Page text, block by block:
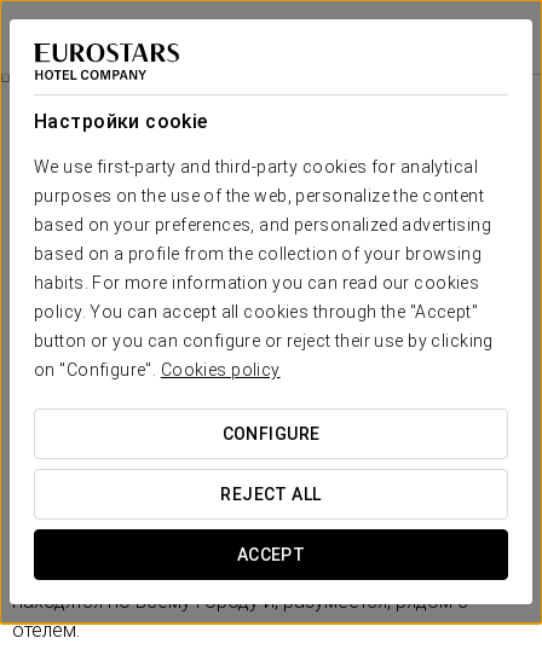
Настройки cookie
We use first-party and third-party cookies for analytical
purposes on the use of the web, personalize the content
based on your preferences, and personalized advertising
based on a profile from the collection of your browsing
habits. For more information you can read our cookies
policy. You can accept all cookies through the "Accept"
button or you can configure or reject their use by clicking
on "Configure". Cookies policy
CONFIGURE
REJECT ALL
ACCEPT
Eurostars Patios de Córdoba
КОРДОВА
Туристический Автобус
27 €
Туристический автобус
Взгляните на Кордову с новой стороны. Осмотрите
главные достопримечательности города, в
непринужденной форме знакомясь с их историей. Вас
ждут два маршрута на микроавтобусе и один — на
автобусе с откидной крышей. Остановки маршрутов
находятся по всему городу и, разумеется, рядом с
отелем.